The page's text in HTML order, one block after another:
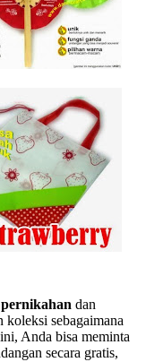
dan
koleksi sebagaimana
Anda bisa meminta
secara gratis,